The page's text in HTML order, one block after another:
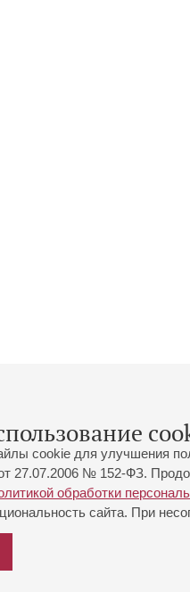
cookie для улучшения
27.07.2006 № 152-ФЗ.
обработки
сайта. При